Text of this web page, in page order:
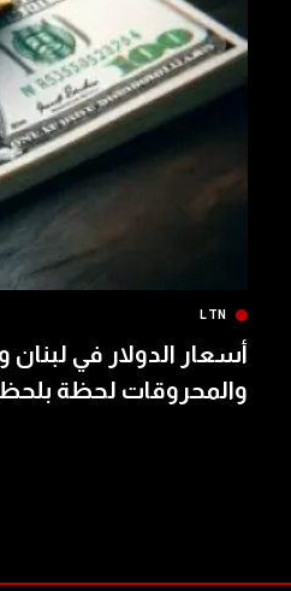
LTN
أسعار الدولار في لبنان
والمحروقات لحظة